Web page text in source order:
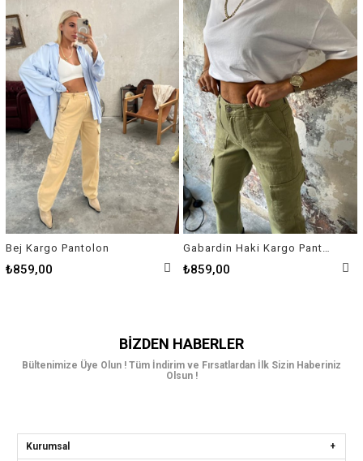
Bej Kargo Pantolon
₺859,00 ₺859,00
BIZDEN HABERLER
Bültenimize Üye Olun ! Tüm İndirim ve Fırsatlardan İlk Sizin Haberiniz
Olsun !
Kurumsal